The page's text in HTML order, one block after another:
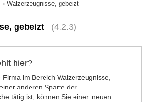
Walzerzeugnisse, gebeizt
gebeizt (4.2.3)
hier?
im Bereich Walzerzeugnisse,
anderen Sparte der
tätig ist, können Sie einen neuen